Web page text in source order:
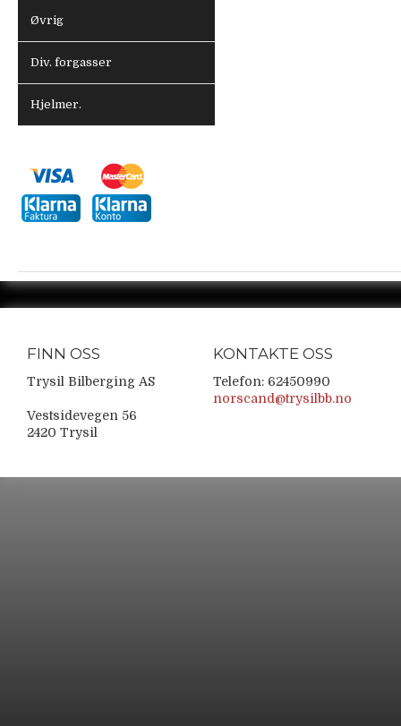
Øvrig
Div. forgasser
Hjelmer.
FINN OSS
Trysil Bilberging AS
Vestsidevegen 56
2420 Trysil
KONTAKTE OSS
Telefon: 62450990
norscand@trysilbb.no